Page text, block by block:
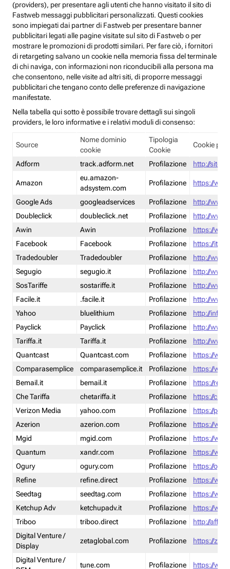
(providers), per presentare agli utenti che hanno visitato il sito di
Fastweb messaggi pubblicitari personalizzati. Questi cookies
sono impiegati dai partner di Fastweb per presentare banner
pubblicitari legati alle pagine visitate sul sito di Fastweb o per
mostrare le promozioni di prodotti similari. Per fare ciò, i fornitori
di retargeting salvano un cookie nella memoria fissa del terminale
di chi naviga, con informazioni non riconducibili alla persona ma
che consentono, nelle visite ad altri siti, di proporre messaggi
pubblicitari che tengano conto delle preferenze di navigazione
manifestate.
Nella tabella qui sotto è possibile trovare dettagli sui singoli
providers, le loro informative e i relativi moduli di consenso:
Source
Nome dominio
cookie
Tipologia
Cookie
Cookie
Adform track.adform.net Profilazione http://
Amazon
eu.amazon-
adsystem.com
Profilazione https://
Google Ads googleadservices Profilazione
http://
Doubleclick
doubleclick.net Profilazione
http://
Awin
Awin Profilazione
https://
Facebook
Facebook Profilazione
https://it-
Tradedoubler
Tradedoubler Profilazione
http://
Segugio
segugio.it Profilazione
http://
SosTariffe
sostariffe.it Profilazione
http://
Facile.it
.facile.it Profilazione
http://
Yahoo
bluelithium Profilazione
http://
Payclick
Payclick Profilazione
http://
Tariffa.it
Tariffa.it Profilazione
http://
Quantcast
Quantcast.com Profilazione
https://
Comparasemplice
comparasemplice.it Profilazione
https://
Bemail.it
bemail.it Profilazione
https://
Che Tariffa
chetariffa.it Profilazione
https://
Verizon Media
yahoo.com Profilazione
https://
Azerion
azerion.com Profilazione
https://
Mgid
mgid.com Profilazione
https://
Quantum
xandr.com Profilazione
https://
Ogury
ogury.com Profilazione
https://
Refine
refine.direct Profilazione
https://
Seedtag
seedtag.com Profilazione
https://
Ketchup Adv
ketchupadv.it Profilazione
https://
Triboo
triboo.direct Profilazione
http://
Digital Venture /
Display
zetaglobal.com Profilazione https://
Digital Venture /
tune.com Profilazione https://